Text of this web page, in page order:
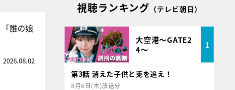
誰の娘
2026.08.02
視聴ランキング （テレビ朝日）
大空港～GATE2
4～
1
第3話 消えた子供と兎を追え！
8月6日(木)放送分